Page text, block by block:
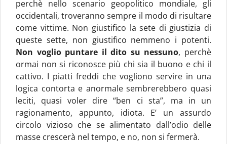
perchè nello scenario geopolitico mondiale, gli
occidentali, troveranno sempre il modo di risultare
come vittime. Non giustifico la sete di giustizia di
queste sette, non giustifico nemmeno i potenti.
Non voglio puntare il dito su nessuno, perchè
ormai non si riconosce più chi sia il buono e chi il
cattivo. I piatti freddi che vogliono servire in una
logica contorta e anormale sembrerebbero quasi
leciti, quasi voler dire “ben ci sta”, ma in un
ragionamento, appunto, idiota. E’ un assurdo
circolo vizioso che se alimentato dall’odio delle
masse crescerà nel tempo, e no, non si fermerà.